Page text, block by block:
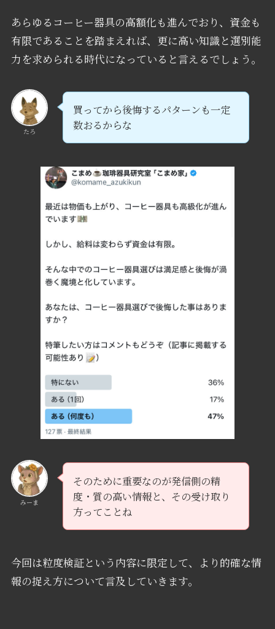
あらゆるコーヒー器具の高額化も進んでおり、資金も
有限であることを踏まえれば、更に高い知識と選別能
力を求められる時代になっていると言えるでしょう。
たろ
買ってから後悔するパターンも一定
数おるからな
みーま
そのために重要なのが発信側の精
度・質の高い情報と、その受け取り
方ってことね
今回は粒度検証という内容に限定して、より的確な情
報の捉え方について言及していきます。